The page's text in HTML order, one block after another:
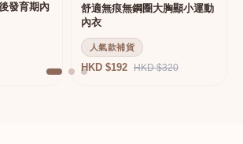
發育期內
舒適無痕無鋼圈大胸顯小運動
內衣
人氣款補貨
HKD $192 HKD $320